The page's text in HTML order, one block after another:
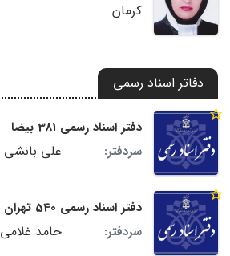
کرمان
دفاتر اسناد رسمی
دفتر اسناد رسمی 381 بیضا
سردفتر:
علی بانشی
دفتر اسناد رسمی 540 تهران
سردفتر:
حامد غلامی